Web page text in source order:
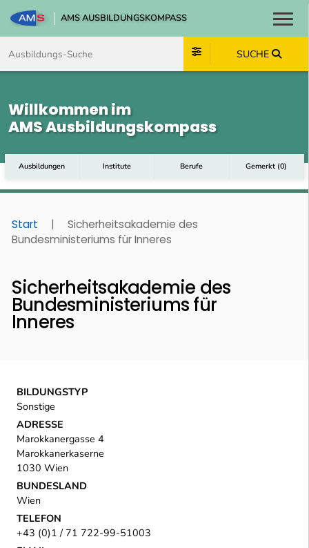
AMS AUSBILDUNGSKOMPASS
SUCHE
Willkommen im
AMS Ausbildungskompass
Ausbildungen Institute Berufe Gemerkt (0)
Start |
Sicherheitsakademie des
Bundesministeriums für Inneres
Sicherheitsakademie des
Bundesministeriums für
Inneres
BILDUNGSTYP
Sonstige
ADRESSE
Marokkanergasse 4
Marokkanerkaserne
1030 Wien
BUNDESLAND
Wien
TELEFON
+43 (0)1 / 71 722-99-51003